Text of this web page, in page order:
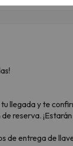
llegada y te
reserva. ¡Estarán
de entrega de